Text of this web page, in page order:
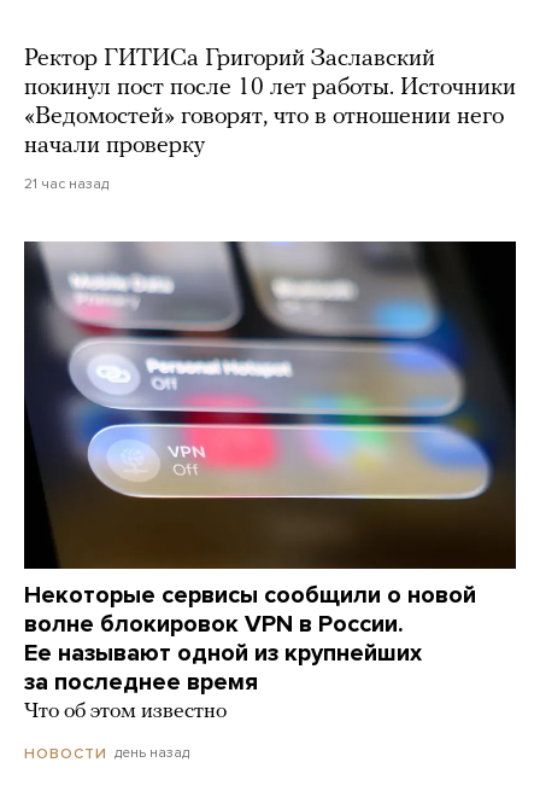
Ректор ГИТИСа Григорий Заславский
покинул пост после 10 лет работы. Источники
«Ведомостей» говорят, что в отношении него
начали проверку
21 час назад
Некоторые сервисы сообщили о новой
волне блокировок VPN в России.
Ее называют одной из крупнейших
за последнее время
Что об этом известно
НОВОСТИ день назад